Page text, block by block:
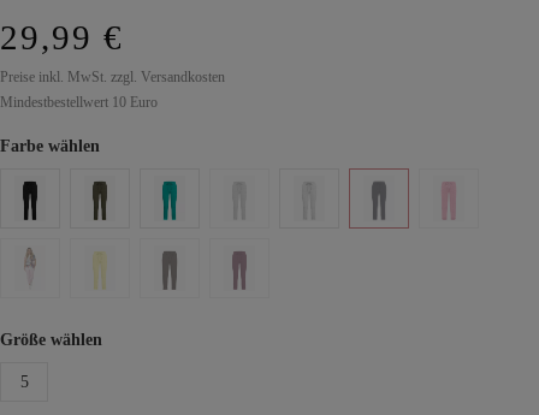
29,99 €
Preise inkl. MwSt. zzgl. Versandkosten
Mindestbestellwert 10 Euro
Farbe wählen
Größe wählen
5